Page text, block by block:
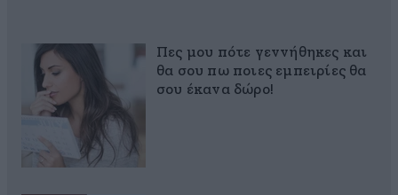
Πες μου πότε γεννήθηκες και
θα σου πω ποιες εμπειρίες θα
σου έκανα δώρο!